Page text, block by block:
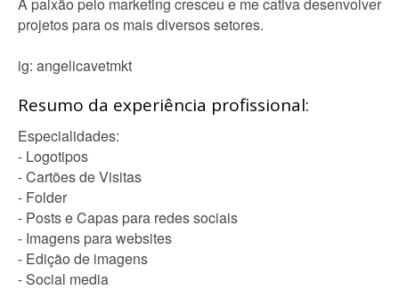
projetos para os mais diversos setores.
ig: angelicavetmkt
Resumo da experiência profissional:
Especialidades:
- Logotipos
- Cartões de Visitas
- Folder
- Posts e Capas para redes sociais
- Imagens para websites
- Edição de imagens
- Social media